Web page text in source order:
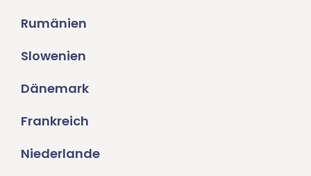
Rumänien
Slowenien
Dänemark
Frankreich
Niederlande